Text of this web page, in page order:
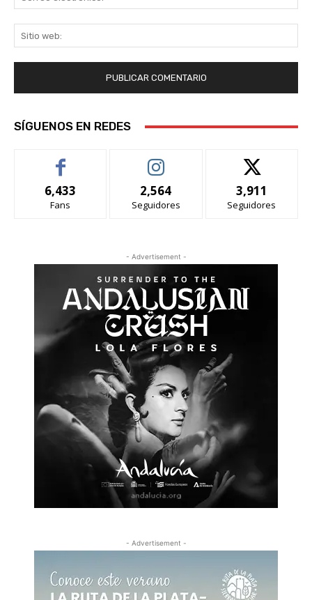
SÍGUENOS EN REDES
6,433
Fans
2,564
Seguidores
3,911
Seguidores
- Advertisement -
- Advertisement -